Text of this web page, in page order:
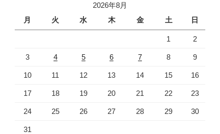
2026年8月
月
火 水 木 金 土 日
1 2
3 4 5 6 7 8 9
10 11 12 13 14 15 16
17 18 19 20 21 22 23
24 25 26 27 28 29 30
31